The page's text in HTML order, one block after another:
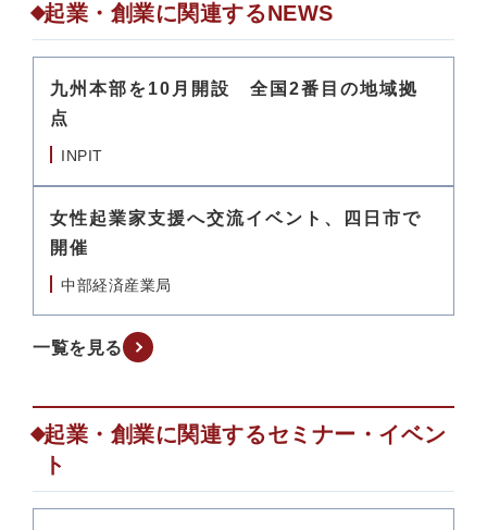
起業・創業に関連するNEWS
九州本部を10月開設 全国2番目の地域拠
点
INPIT
女性起業家支援へ交流イベント、四日市で
開催
中部経済産業局
一覧を見る
起業・創業に関連するセミナー・イベン
ト